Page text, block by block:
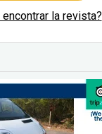
encontrar la revista?